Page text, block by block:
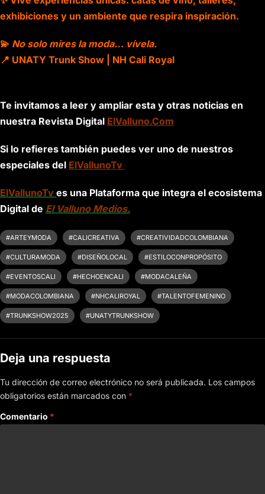
exhibiciones y un ambiente que respira inspiración.
💫 No solo mires la moda… vívela.
📍 UNATY Trunk Show | NH Cali Royal
Te invitamos a leer y ampliar esta y otras noticias en
nuestra Revista Digital ElValluno.Com
Si lo refieres también puedes ver uno de nuestros
especiales del ElVallunoTv
ElVallunoTv es una Plataforma que integra el ecosistema
Digital de El Valluno Medios.
#ARTEYMODA #CALICREATIVA #CREATIVIDADCOLOMBIANA
#CULTURAMODA #DISEÑOLOCAL #ESTILOCONPROPÓSITO
#EVENTOSCALI #HECHOENCALI #MODACALEÑA
#MODACOLOMBIANA #NHCALIROYAL #TALENTOFEMENINO
#TRUNKSHOW2025 #UNATYTRUNKSHOW
Deja una respuesta
Tu dirección de correo electrónico no será publicada. Los campos
obligatorios están marcados con *
Comentario *